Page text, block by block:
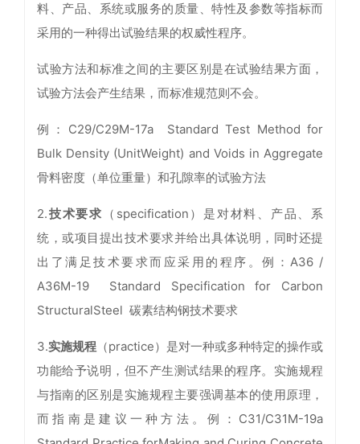
料、产品、系统或服务的质量、特性及参数等指标而
采用的一种得出试验结果的权威性程序。
试验方法和标准之间的主要区别是在试验结果方面，
试验方法会产生结果，而标准规范则不会。
例：C29/C29M-17a Standard Test Method for
Bulk Density (UnitWeight) and Voids in Aggregate
骨料密度（单位重量）和孔隙率的试验方法
2.技术要求 （specification）是对材料、产品、系
统，或项目提出技术要求并给出具体说明，同时还提
出了满足技术要求而应采用的程序。例：A36 /
A36M-19 Standard Specification for Carbon
StructuralSteel 碳素结构钢技术要求
3.实施规程 （practice）是对一种或多种特定的操作或
功能给予说明，但不产生测试结果的程序。实施规程
与指南的区别是实施规程主要强调基本的使用原理，
而指南是建议一种方法。例：C31/C31M-19a